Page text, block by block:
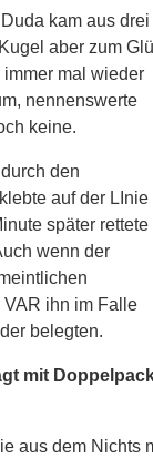
kam aus drei
aber zum
mal wieder
nennenswerte
keine.
den
auf der LInie
später rettete
wenn der
ihn im Falle
belegten.
mit
aus dem Nichts